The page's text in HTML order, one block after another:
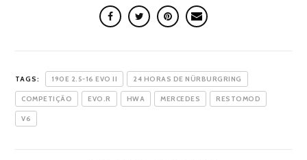
TAGS: 190E 2.5-16 EVO II 24 HORAS DE NÜRBURGRING
COMPETIÇÃO EVO.R HWA MERCEDES RESTOMOD
V6